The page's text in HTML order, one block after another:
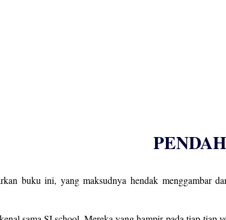
buku ini, yang maksudnya hendak menggambar